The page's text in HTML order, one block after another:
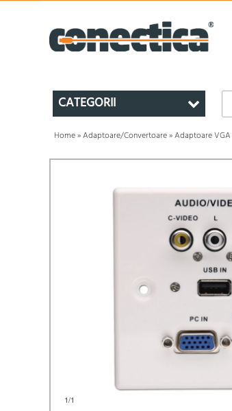
CATEGORII
Home»Adaptoare/Convertoare»Adaptoare VGA
1/1